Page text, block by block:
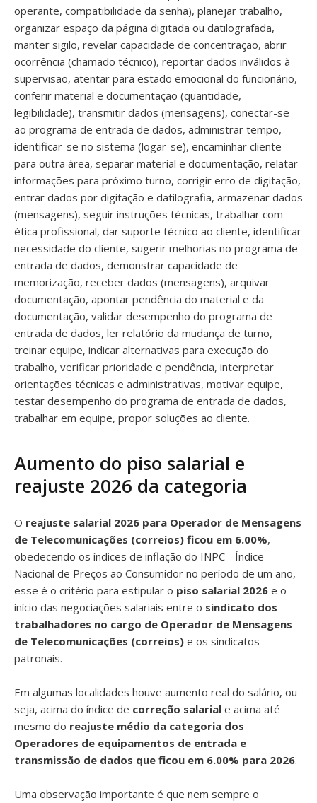
operante, compatibilidade da senha), planejar trabalho,
organizar espaço da página digitada ou datilografada,
manter sigilo, revelar capacidade de concentração, abrir
ocorrência (chamado técnico), reportar dados inválidos à
supervisão, atentar para estado emocional do funcionário,
conferir material e documentação (quantidade,
legibilidade), transmitir dados (mensagens), conectar-se
ao programa de entrada de dados, administrar tempo,
identificar-se no sistema (logar-se), encaminhar cliente
para outra área, separar material e documentação, relatar
informações para próximo turno, corrigir erro de digitação,
entrar dados por digitação e datilografia, armazenar dados
(mensagens), seguir instruções técnicas, trabalhar com
ética profissional, dar suporte técnico ao cliente, identificar
necessidade do cliente, sugerir melhorias no programa de
entrada de dados, demonstrar capacidade de
memorização, receber dados (mensagens), arquivar
documentação, apontar pendência do material e da
documentação, validar desempenho do programa de
entrada de dados, ler relatório da mudança de turno,
treinar equipe, indicar alternativas para execução do
trabalho, verificar prioridade e pendência, interpretar
orientações técnicas e administrativas, motivar equipe,
testar desempenho do programa de entrada de dados,
trabalhar em equipe, propor soluções ao cliente.
Aumento do piso salarial e
reajuste 2026 da categoria
O reajuste salarial 2026 para Operador de Mensagens
de Telecomunicações (correios) ficou em 6.00%,
obedecendo os índices de inflação do INPC - Índice
Nacional de Preços ao Consumidor no período de um ano,
esse é o critério para estipular o piso salarial 2026 e o
início das negociações salariais entre o sindicato dos
trabalhadores no cargo de Operador de Mensagens
de Telecomunicações (correios) e os sindicatos
patronais.
Em algumas localidades houve aumento real do salário, ou
seja, acima do índice de correção salarial e acima até
mesmo do reajuste médio da categoria dos
Operadores de equipamentos de entrada e
transmissão de dados que ficou em 6.00% para 2026.
Uma observação importante é que nem sempre o